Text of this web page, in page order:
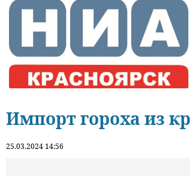
Импорт гороха из
25.03.2024 14:56